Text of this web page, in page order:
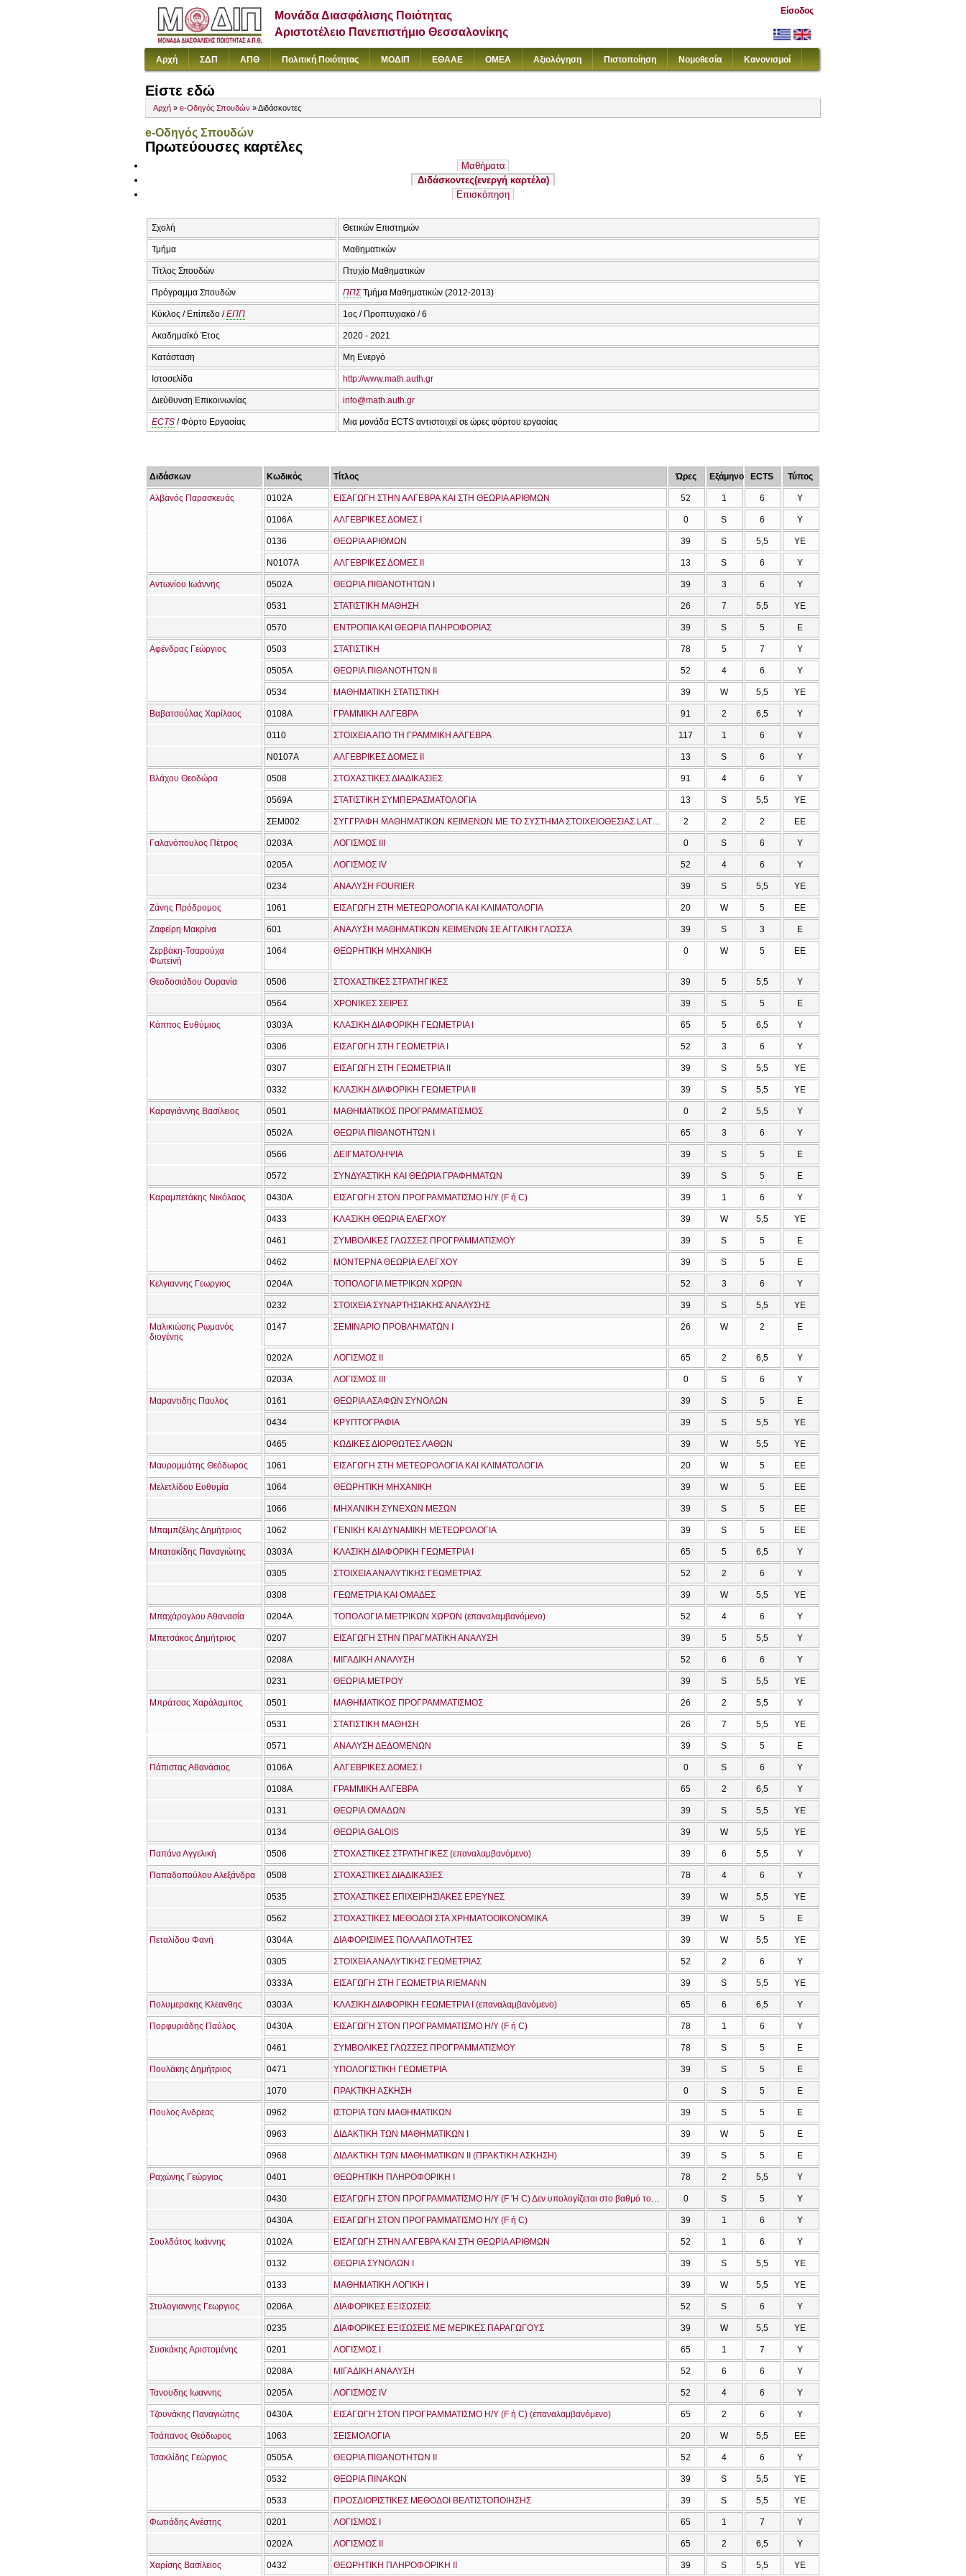
Μονάδα Διασφάλισης Ποιότητας
Αριστοτέλειο Πανεπιστήμιο Θεσσαλονίκης
Είσοδος
Αρχή ΣΔΠ ΑΠΘ Πολιτική Ποιότητας ΜΟΔΙΠ ΕΘΑΑΕ ΟΜΕΑ Αξιολόγηση Πιστοποίηση Νομοθεσία Κανονισμοί
Είστε εδώ
Αρχή » e-Οδηγός Σπουδών » Διδάσκοντες
e-Οδηγός Σπουδών
Πρωτεύουσες καρτέλες
Μαθήματα
Διδάσκοντες(ενεργή καρτέλα)
Επισκόπηση
Σχολή Θετικών Επιστημών
Τμήμα Μαθηματικών
Τίτλος Σπουδών Πτυχίο Μαθηματικών
Πρόγραμμα Σπουδών ΠΠΣΤμήμα Μαθηματικών (2012-2013)
Κύκλος / Επίπεδο /ΕΠΠ 1ος / Προπτυχιακό / 6
Ακαδημαϊκό Έτος 2020 - 2021
Κατάσταση Μη Ενεργό
Ιστοσελίδα http://www.math.auth.gr
Διεύθυνση Επικοινωνίας info@math.auth.gr
ECTS / Φόρτο Εργασίας Μια μονάδα ECTS αντιστοιχεί σε ώρες φόρτου εργασίας
Διδάσκων Κωδικός Τίτλος Ώρες Εξάμηνο ECTS Τύπος
Αλβανός Παρασκευάς 0102Α ΕΙΣΑΓΩΓΗ ΣΤΗΝ ΑΛΓΕΒΡΑ ΚΑΙ ΣΤΗ ΘΕΩΡΙΑ ΑΡΙΘΜΩΝ 52 1 6 Υ
0106Α ΑΛΓΕΒΡΙΚΕΣ ΔΟΜΕΣ Ι 0 S 6 Υ
0136 ΘΕΩΡΙΑ ΑΡΙΘΜΩΝ 39 S 5,5 ΥΕ
Ν0107Α ΑΛΓΕΒΡΙΚΕΣ ΔΟΜΕΣ ΙΙ 13 S 6 Υ
Αντωνίου Ιωάννης 0502Α ΘΕΩΡΙΑ ΠΙΘΑΝΟΤΗΤΩΝ Ι 39 3 6 Υ
0531 ΣΤΑΤΙΣΤΙΚΗ ΜΑΘΗΣΗ 26 7 5,5 ΥΕ
0570 ΕΝΤΡΟΠΙΑ ΚΑΙ ΘΕΩΡΙΑ ΠΛΗΡΟΦΟΡΙΑΣ 39 S 5 Ε
Αφένδρας Γεώργιος 0503 ΣΤΑΤΙΣΤΙΚΗ 78 5 7 Υ
0505Α ΘΕΩΡΙΑ ΠΙΘΑΝΟΤΗΤΩΝ ΙΙ 52 4 6 Υ
0534 ΜΑΘΗΜΑΤΙΚΗ ΣΤΑΤΙΣΤΙΚΗ 39 W 5,5 ΥΕ
Βαβατσούλας Χαρίλαος 0108Α ΓΡΑΜΜΙΚΗ ΑΛΓΕΒΡΑ 91 2 6,5 Υ
0110 ΣΤΟΙΧΕΙΑ ΑΠΟ ΤΗ ΓΡΑΜΜΙΚΗ ΑΛΓΕΒΡΑ 117 1 6 Υ
Ν0107Α ΑΛΓΕΒΡΙΚΕΣ ΔΟΜΕΣ ΙΙ 13 S 6 Υ
Βλάχου Θεοδώρα 0508 ΣΤΟΧΑΣΤΙΚΕΣ ΔΙΑΔΙΚΑΣΙΕΣ 91 4 6 Υ
0569Α ΣΤΑΤΙΣΤΙΚΗ ΣΥΜΠΕΡΑΣΜΑΤΟΛΟΓΙΑ 13 S 5,5 ΥΕ
ΣΕΜ002 ΣΥΓΓΡΑΦΗ ΜΑΘΗΜΑΤΙΚΩΝ ΚΕΙΜΕΝΩΝ ΜΕ ΤΟ ΣΥΣΤΗΜΑ ΣΤΟΙΧΕΙΟΘΕΣΙΑΣ LATEX (επαναλαμβανόμενο) 2 2 2 ΕΕ
Γαλανόπουλος Πέτρος 0203Α ΛΟΓΙΣΜΟΣ ΙΙΙ 0 S 6 Υ
0205Α ΛΟΓΙΣΜΟΣ IV 52 4 6 Υ
0234 ΑΝΑΛΥΣΗ FOURIER 39 S 5,5 ΥΕ
Ζάνης Πρόδρομος 1061 ΕΙΣΑΓΩΓΗ ΣΤΗ ΜΕΤΕΩΡΟΛΟΓΙΑ ΚΑΙ ΚΛΙΜΑΤΟΛΟΓΙΑ 20 W 5 ΕΕ
Ζαφείρη Μακρίνα 601 ΑΝΑΛΥΣΗ ΜΑΘΗΜΑΤΙΚΩΝ ΚΕΙΜΕΝΩΝ ΣΕ ΑΓΓΛΙΚΗ ΓΛΩΣΣΑ 39 S 3 Ε
Ζερβάκη-Τσαρούχα
Φωτεινή
1064 ΘΕΩΡΗΤΙΚΗ ΜΗΧΑΝΙΚΗ 0 W 5 ΕΕ
Θεοδοσιάδου Ουρανία 0506 ΣΤΟΧΑΣΤΙΚΕΣ ΣΤΡΑΤΗΓΙΚΕΣ 39 5 5,5 Υ
0564 ΧΡΟΝΙΚΕΣ ΣΕΙΡΕΣ 39 S 5 Ε
Κάππος Ευθύμιος 0303Α ΚΛΑΣΙΚΗ ΔΙΑΦΟΡΙΚΗ ΓΕΩΜΕΤΡΙΑ Ι 65 5 6,5 Υ
0306 ΕΙΣΑΓΩΓΗ ΣΤΗ ΓΕΩΜΕΤΡΙΑ Ι 52 3 6 Υ
0307 ΕΙΣΑΓΩΓΗ ΣΤΗ ΓΕΩΜΕΤΡΙΑ ΙΙ 39 S 5,5 ΥΕ
0332 ΚΛΑΣΙΚΗ ΔΙΑΦΟΡΙΚΗ ΓΕΩΜΕΤΡΙΑ ΙΙ 39 S 5,5 ΥΕ
Καραγιάννης Βασίλειος 0501 ΜΑΘΗΜΑΤΙΚΟΣ ΠΡΟΓΡΑΜΜΑΤΙΣΜΟΣ 0 2 5,5 Υ
0502Α ΘΕΩΡΙΑ ΠΙΘΑΝΟΤΗΤΩΝ Ι 65 3 6 Υ
0566 ΔΕΙΓΜΑΤΟΛΗΨΙΑ 39 S 5 Ε
0572 ΣΥΝΔΥΑΣΤΙΚΗ ΚΑΙ ΘΕΩΡΙΑ ΓΡΑΦΗΜΑΤΩΝ 39 S 5 Ε
Καραμπετάκης Νικόλαος 0430Α ΕΙΣΑΓΩΓΗ ΣΤΟΝ ΠΡΟΓΡΑΜΜΑΤΙΣΜΟ Η/Υ (F ή C) 39 1 6 Υ
0433 ΚΛΑΣΙΚΗ ΘΕΩΡΙΑ ΕΛΕΓΧΟΥ 39 W 5,5 ΥΕ
0461 ΣΥΜΒΟΛΙΚΕΣ ΓΛΩΣΣΕΣ ΠΡΟΓΡΑΜΜΑΤΙΣΜΟΥ 39 S 5 Ε
0462 ΜΟΝΤΕΡΝΑ ΘΕΩΡΙΑ ΕΛΕΓΧΟΥ 39 S 5 Ε
Κελγιαννης Γεωργιος 0204Α ΤΟΠΟΛΟΓΙΑ ΜΕΤΡΙΚΩΝ ΧΩΡΩΝ 52 3 6 Υ
0232 ΣΤΟΙΧΕΙΑ ΣΥΝΑΡΤΗΣΙΑΚΗΣ ΑΝΑΛΥΣΗΣ 39 S 5,5 ΥΕ
Μαλικιώσης Ρωμανός
διογένης
0147 ΣΕΜΙΝΑΡΙΟ ΠΡΟΒΛΗΜΑΤΩΝ Ι 26 W 2 Ε
0202Α ΛΟΓΙΣΜΟΣ ΙΙ 65 2 6,5 Υ
0203Α ΛΟΓΙΣΜΟΣ ΙΙΙ 0 S 6 Υ
Μαραντιδης Παυλος 0161 ΘΕΩΡΙΑ ΑΣΑΦΩΝ ΣΥΝΟΛΩΝ 39 S 5 Ε
0434 ΚΡΥΠΤΟΓΡΑΦΙΑ 39 S 5,5 ΥΕ
0465 ΚΩΔΙΚΕΣ ΔΙΟΡΘΩΤΕΣ ΛΑΘΩΝ 39 W 5,5 ΥΕ
Μαυρομμάτης Θεόδωρος 1061 ΕΙΣΑΓΩΓΗ ΣΤΗ ΜΕΤΕΩΡΟΛΟΓΙΑ ΚΑΙ ΚΛΙΜΑΤΟΛΟΓΙΑ 20 W 5 ΕΕ
Μελετλίδου Ευθυμία 1064 ΘΕΩΡΗΤΙΚΗ ΜΗΧΑΝΙΚΗ 39 W 5 ΕΕ
1066 ΜΗΧΑΝΙΚΗ ΣΥΝΕΧΩΝ ΜΕΣΩΝ 39 S 5 ΕΕ
Μπαμπζέλης Δημήτριος 1062 ΓΕΝΙΚΗ ΚΑΙ ΔΥΝΑΜΙΚΗ ΜΕΤΕΩΡΟΛΟΓΙΑ 39 S 5 ΕΕ
Μπατακίδης Παναγιώτης 0303Α ΚΛΑΣΙΚΗ ΔΙΑΦΟΡΙΚΗ ΓΕΩΜΕΤΡΙΑ Ι 65 5 6,5 Υ
0305 ΣΤΟΙΧΕΙΑ ΑΝΑΛΥΤΙΚΗΣ ΓΕΩΜΕΤΡΙΑΣ 52 2 6 Υ
0308 ΓΕΩΜΕΤΡΙΑ ΚΑΙ ΟΜΑΔΕΣ 39 W 5,5 ΥΕ
Μπαχάρογλου Αθανασία 0204Α ΤΟΠΟΛΟΓΙΑ ΜΕΤΡΙΚΩΝ ΧΩΡΩΝ (επαναλαμβανόμενο) 52 4 6 Υ
Μπετσάκος Δημήτριος 0207 ΕΙΣΑΓΩΓΗ ΣΤΗΝ ΠΡΑΓΜΑΤΙΚΗ ΑΝΑΛΥΣΗ 39 5 5,5 Υ
0208Α ΜΙΓΑΔΙΚΗ ΑΝΑΛΥΣΗ 52 6 6 Υ
0231 ΘΕΩΡΙΑ ΜΕΤΡΟΥ 39 S 5,5 ΥΕ
Μπράτσας Χαράλαμπος 0501 ΜΑΘΗΜΑΤΙΚΟΣ ΠΡΟΓΡΑΜΜΑΤΙΣΜΟΣ 26 2 5,5 Υ
0531 ΣΤΑΤΙΣΤΙΚΗ ΜΑΘΗΣΗ 26 7 5,5 ΥΕ
0571 ΑΝΑΛΥΣΗ ΔΕΔΟΜΕΝΩΝ 39 S 5 Ε
Πάπιστας Αθανάσιος 0106Α ΑΛΓΕΒΡΙΚΕΣ ΔΟΜΕΣ Ι 0 S 6 Υ
0108Α ΓΡΑΜΜΙΚΗ ΑΛΓΕΒΡΑ 65 2 6,5 Υ
0131 ΘΕΩΡΙΑ ΟΜΑΔΩΝ 39 S 5,5 ΥΕ
0134 ΘΕΩΡΙΑ GALOIS 39 W 5,5 ΥΕ
Παπάνα Αγγελική 0506 ΣΤΟΧΑΣΤΙΚΕΣ ΣΤΡΑΤΗΓΙΚΕΣ (επαναλαμβανόμενο) 39 6 5,5 Υ
Παπαδοπούλου Αλεξάνδρα 0508 ΣΤΟΧΑΣΤΙΚΕΣ ΔΙΑΔΙΚΑΣΙΕΣ 78 4 6 Υ
0535 ΣΤΟΧΑΣΤΙΚΕΣ ΕΠΙΧΕΙΡΗΣΙΑΚΕΣ ΕΡΕΥΝΕΣ 39 W 5,5 ΥΕ
0562 ΣΤΟΧΑΣΤΙΚΕΣ ΜΕΘΟΔΟΙ ΣΤΑ ΧΡΗΜΑΤΟΟΙΚΟΝΟΜΙΚΑ 39 W 5 Ε
Πεταλίδου Φανή 0304Α ΔΙΑΦΟΡΙΣΙΜΕΣ ΠΟΛΛΑΠΛΟΤΗΤΕΣ 39 W 5,5 ΥΕ
0305 ΣΤΟΙΧΕΙΑ ΑΝΑΛΥΤΙΚΗΣ ΓΕΩΜΕΤΡΙΑΣ 52 2 6 Υ
0333Α ΕΙΣΑΓΩΓΗ ΣΤΗ ΓΕΩΜΕΤΡΙΑ RIEMANN 39 S 5,5 ΥΕ
Πολυμερακης Κλεανθης 0303Α ΚΛΑΣΙΚΗ ΔΙΑΦΟΡΙΚΗ ΓΕΩΜΕΤΡΙΑ Ι (επαναλαμβανόμενο) 65 6 6,5 Υ
Πορφυριάδης Παύλος 0430Α ΕΙΣΑΓΩΓΗ ΣΤΟΝ ΠΡΟΓΡΑΜΜΑΤΙΣΜΟ Η/Υ (F ή C) 78 1 6 Υ
0461 ΣΥΜΒΟΛΙΚΕΣ ΓΛΩΣΣΕΣ ΠΡΟΓΡΑΜΜΑΤΙΣΜΟΥ 78 S 5 Ε
Πουλάκης Δημήτριος 0471 ΥΠΟΛΟΓΙΣΤΙΚΗ ΓΕΩΜΕΤΡΙΑ 39 S 5 Ε
1070 ΠΡΑΚΤΙΚΗ ΑΣΚΗΣΗ 0 S 5 Ε
Πουλος Ανδρεας 0962 ΙΣΤΟΡΙΑ ΤΩΝ ΜΑΘΗΜΑΤΙΚΩΝ 39 S 5 Ε
0963 ΔΙΔΑΚΤΙΚΗ ΤΩΝ ΜΑΘΗΜΑΤΙΚΩΝ Ι 39 W 5 Ε
0968 ΔΙΔΑΚΤΙΚΗ ΤΩΝ ΜΑΘΗΜΑΤΙΚΩΝ ΙΙ (ΠΡΑΚΤΙΚΗ ΑΣΚΗΣΗ) 39 S 5 Ε
Ραχώνης Γεώργιος 0401 ΘΕΩΡΗΤΙΚΗ ΠΛΗΡΟΦΟΡΙΚΗ I 78 2 5,5 Υ
0430 ΕΙΣΑΓΩΓΗ ΣΤΟΝ ΠΡΟΓΡΑΜΜΑΤΙΣΜΟ Η/Υ (F 'Η C) Δεν υπολογίζεται στο βαθμό του πτυχίου 0 S 5 Υ
0430Α ΕΙΣΑΓΩΓΗ ΣΤΟΝ ΠΡΟΓΡΑΜΜΑΤΙΣΜΟ Η/Υ (F ή C) 39 1 6 Υ
Σουλδάτος Ιωάννης 0102Α ΕΙΣΑΓΩΓΗ ΣΤΗΝ ΑΛΓΕΒΡΑ ΚΑΙ ΣΤΗ ΘΕΩΡΙΑ ΑΡΙΘΜΩΝ 52 1 6 Υ
0132 ΘΕΩΡΙΑ ΣΥΝΟΛΩΝ Ι 39 S 5,5 ΥΕ
0133 ΜΑΘΗΜΑΤΙΚΗ ΛΟΓΙΚΗ Ι 39 W 5,5 ΥΕ
Στυλογιαννης Γεωργιος 0206Α ΔΙΑΦΟΡΙΚΕΣ ΕΞΙΣΩΣΕΙΣ 52 S 6 Υ
0235 ΔΙΑΦΟΡΙΚΕΣ ΕΞΙΣΩΣΕΙΣ ΜΕ ΜΕΡΙΚΕΣ ΠΑΡΑΓΩΓΟΥΣ 39 W 5,5 ΥΕ
Συσκάκης Αριστομένης 0201 ΛΟΓΙΣΜΟΣ Ι 65 1 7 Υ
0208Α ΜΙΓΑΔΙΚΗ ΑΝΑΛΥΣΗ 52 6 6 Υ
Τανουδης Ιωαννης 0205Α ΛΟΓΙΣΜΟΣ IV 52 4 6 Υ
Τζουνάκης Παναγιώτης 0430Α ΕΙΣΑΓΩΓΗ ΣΤΟΝ ΠΡΟΓΡΑΜΜΑΤΙΣΜΟ Η/Υ (F ή C) (επαναλαμβανόμενο) 65 2 6 Υ
Τσάπανος Θεόδωρος 1063 ΣΕΙΣΜΟΛΟΓΙΑ 20 W 5,5 ΕΕ
Τσακλίδης Γεώργιος 0505Α ΘΕΩΡΙΑ ΠΙΘΑΝΟΤΗΤΩΝ ΙΙ 52 4 6 Υ
0532 ΘΕΩΡΙΑ ΠΙΝΑΚΩΝ 39 S 5,5 ΥΕ
0533 ΠΡΟΣΔΙΟΡΙΣΤΙΚΕΣ ΜΕΘΟΔΟΙ ΒΕΛΤΙΣΤΟΠΟΙΗΣΗΣ 39 S 5,5 ΥΕ
Φωτιάδης Ανέστης 0201 ΛΟΓΙΣΜΟΣ Ι 65 1 7 Υ
0202Α ΛΟΓΙΣΜΟΣ ΙΙ 65 2 6,5 Υ
Χαρίσης Βασίλειος 0432 ΘΕΩΡΗΤΙΚΗ ΠΛΗΡΟΦΟΡΙΚΗ ΙΙ 39 S 5,5 ΥΕ